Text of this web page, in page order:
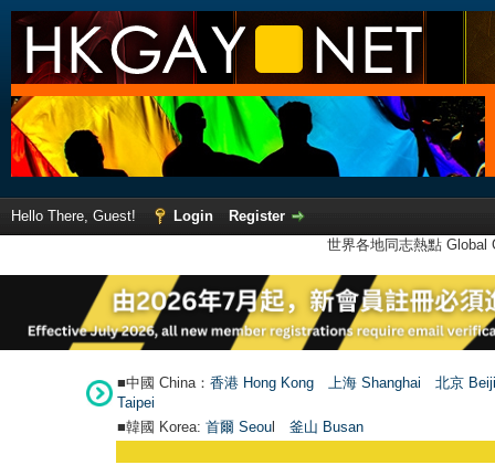
Hello There, Guest! Login
Register
世界各地同志熱點
■中國 China： 香港 Hong Kong 上海 Shanghai
北京
Taipei
■韓國 Korea: 首爾 Seoul 釜山 Busan